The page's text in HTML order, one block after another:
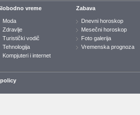
vreme
Moda
Zdravlje
Turistički vodič
Tehnologija
Kompjuteri i internet
Zabava
Dnevni horoskop
Mesečni horoskop
Foto galerija
Vremenska prognoza